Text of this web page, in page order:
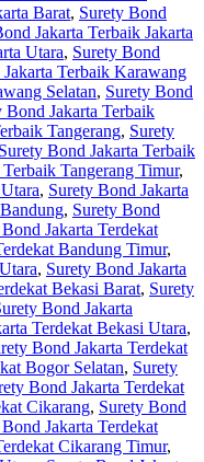
Barat, Surety Bond
Jakarta Terbaik Jakarta
Utara, Surety Bond
Terbaik Karawang
Selatan, Surety Bond
Bond Jakarta Terbaik
Tangerang, Surety
Surety Bond Jakarta Terbaik
Tangerang Timur,
, Surety Bond Jakarta
, Surety Bond
Jakarta Terdekat
Bandung Timur,
, Surety Bond Jakarta
Bekasi Barat, Surety
Bond Jakarta
Terdekat Bekasi Utara,
Bond Jakarta Terdekat
Bogor Selatan, Surety
Bond Jakarta Terdekat
Cikarang, Surety Bond
Jakarta Terdekat
Cikarang Timur,